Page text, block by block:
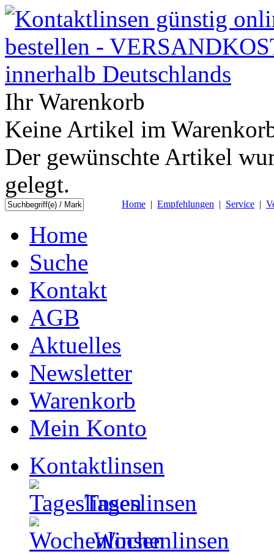
Ihr Warenkorb
Keine Artikel im
Der gewünschte Artikel
gelegt.
Home | Empfehlungen | Service |
Home
Suche
Kontakt
AGB
Aktuelles
Newsletter
Warenkorb
Mein Konto
Kontaktlinsen
Tageslinsen
Wochenlinsen